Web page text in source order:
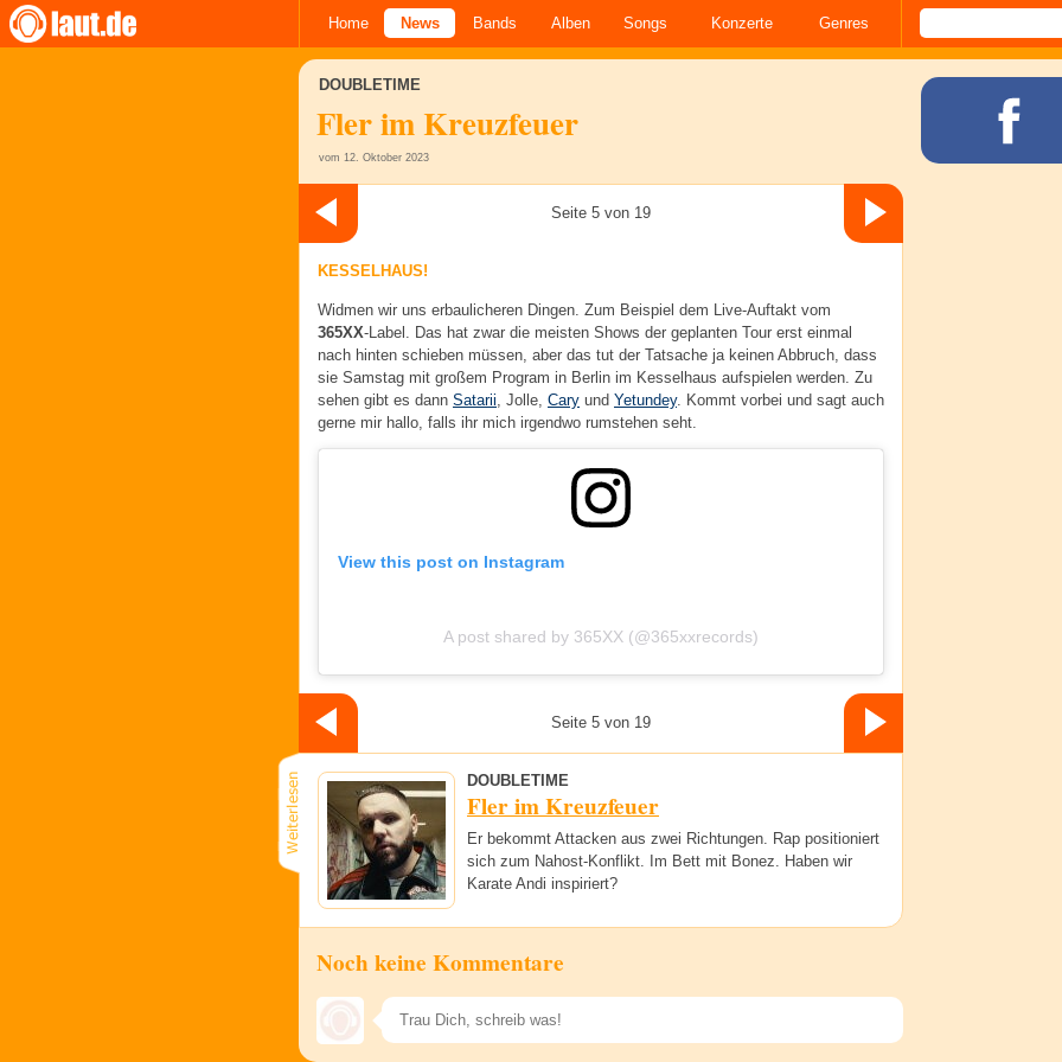
Home News Bands Alben Songs Konzerte Genres
DOUBLETIME
Fler im Kreuzfeuer
vom 12. Oktober 2023
Seite 5 von 19
KESSELHAUS!
Widmen wir uns erbaulicheren Dingen. Zum Beispiel dem Live-Auftakt vom
365XX-Label. Das hat zwar die meisten Shows der geplanten Tour erst einmal
nach hinten schieben müssen, aber das tut der Tatsache ja keinen Abbruch, dass
sie Samstag mit großem Program in Berlin im Kesselhaus aufspielen werden. Zu
sehen gibt es dann Satarii, Jolle, Cary und Yetundey. Kommt vorbei und sagt auch
gerne mir hallo, falls ihr mich irgendwo rumstehen seht.
View this post on Instagram
A post shared by 365XX (@365xxrecords)
Seite 5 von 19
DOUBLETIME
Fler im Kreuzfeuer
Er bekommt Attacken aus zwei Richtungen. Rap positioniert
sich zum Nahost-Konflikt. Im Bett mit Bonez. Haben wir
Karate Andi inspiriert?
Noch keine Kommentare